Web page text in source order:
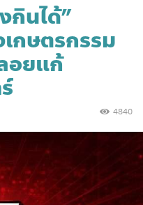
กินได้”
กษตรกรรม
อยแก้
4840